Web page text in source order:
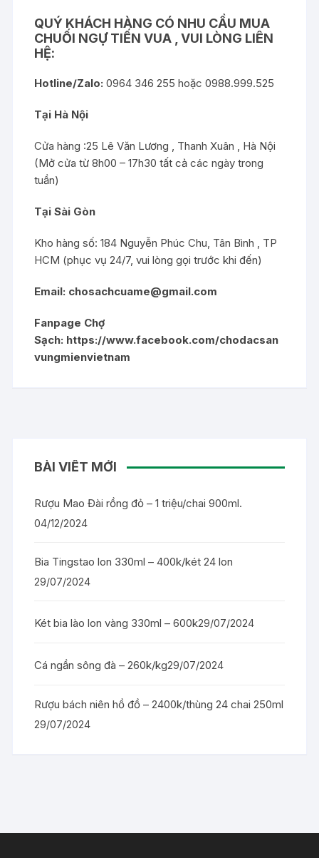
QUÝ KHÁCH HÀNG CÓ NHU CẦU MUA
CHUỐI NGỰ TIẾN VUA , VUI LÒNG LIÊN
HỆ:
Hotline/Zalo: 0964 346 255 hoặc 0988.999.525
Tại Hà Nội
Cửa hàng :25 Lê Văn Lương , Thanh Xuân , Hà Nội
(Mở cửa từ 8h00 – 17h30 tất cả các ngày trong
tuần)
Tại Sài Gòn
Kho hàng số: 184 Nguyễn Phúc Chu, Tân Bình , TP
HCM (phục vụ 24/7, vui lòng gọi trước khi đến)
Email: chosachcuame@gmail.com
Fanpage Chợ
Sạch: https://www.facebook.com/chodacsan
vungmienvietnam
BÀI VIẾT MỚI
Rượu Mao Đài rồng đỏ – 1 triệu/chai 900ml.
04/12/2024
Bia Tingstao lon 330ml – 400k/két 24 lon
29/07/2024
Két bia lào lon vàng 330ml – 600k29/07/2024
Cá ngần sông đà – 260k/kg29/07/2024
Rượu bách niên hồ đồ – 2400k/thùng 24 chai 250ml
29/07/2024